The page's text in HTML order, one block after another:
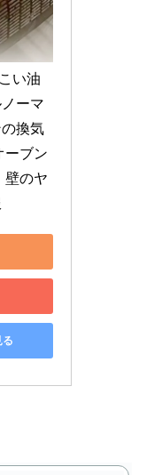
い油
ーマ
換気
ーブン
壁のヤ